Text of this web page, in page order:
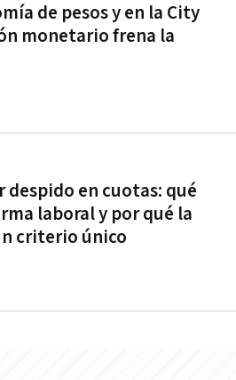
de pesos y en la City
monetario frena la
en cuotas: qué
laboral y por qué la
criterio único